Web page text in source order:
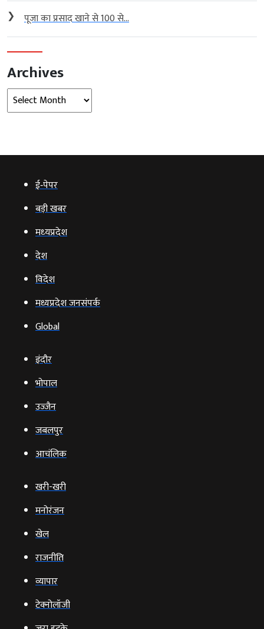
❯ पूजा का प्रसाद खाने से 100 से...
Archives
Archives
ई‑पेपर
बड़ी खबर
मध्‍यप्रदेश
देश
विदेश
मध्यप्रदेश जनसंपर्क
Global
इंदौर
भोपाल
उज्‍जैन
जबलपुर
आचंलिक
खरी-खरी
मनोरंजन
खेल
राजनीति
व्‍यापार
टेक्‍नोलॉजी